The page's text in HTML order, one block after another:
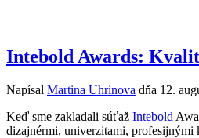
Intebold Awards:
Napísal Martina Uhrinova dňa 12.
Keď sme zakladali súťaž Intebold
dizajnérmi, univerzitami, profesijnými